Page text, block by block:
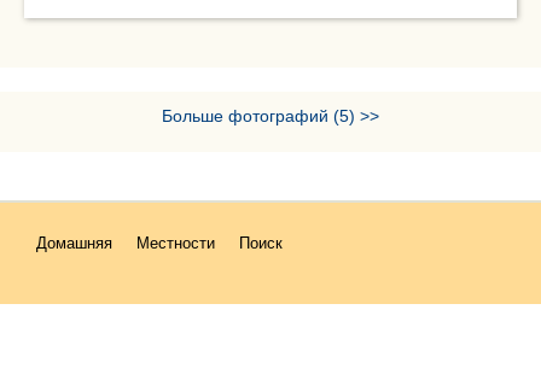
Больше фотографий (5) >>
Домашняя Местности Поиск